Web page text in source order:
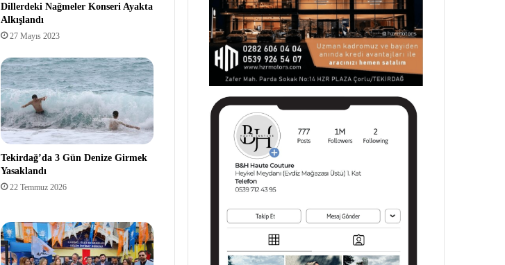
Dillerdeki Nağmeler Konseri Ayakta
Alkışlandı
27 Mayıs 2023
Tekirdağ’da 3 Gün Denize Girmek
Yasaklandı
22 Temmuz 2026